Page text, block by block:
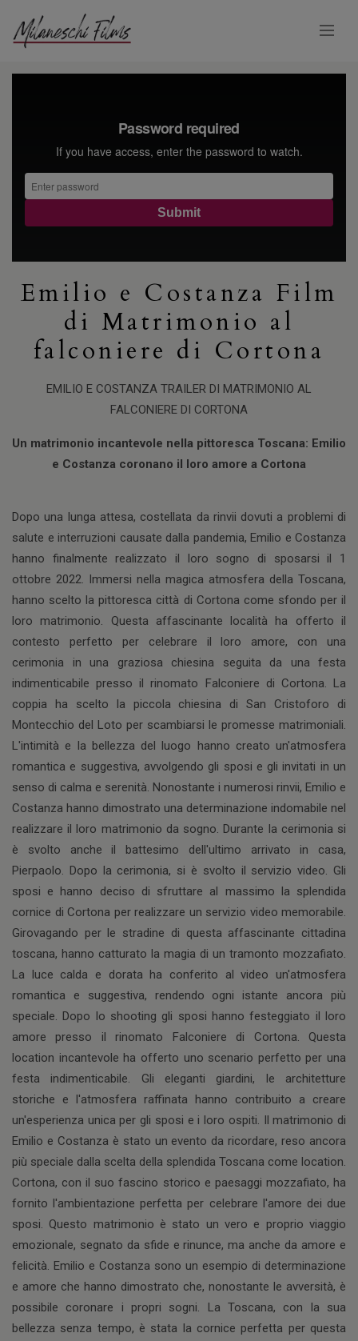
Emilio e Costanza Film
di Matrimonio al
falconiere di Cortona
EMILIO E COSTANZA TRAILER DI MATRIMONIO AL
FALCONIERE DI CORTONA
Un matrimonio incantevole nella pittoresca Toscana: Emilio
e Costanza coronano il loro amore a Cortona
Dopo una lunga attesa, costellata da rinvii dovuti a problemi di
salute e interruzioni causate dalla pandemia, Emilio e Costanza
hanno finalmente realizzato il loro sogno di sposarsi il 1
ottobre 2022. Immersi nella magica atmosfera della Toscana,
hanno scelto la pittoresca città di Cortona come sfondo per il
loro matrimonio. Questa affascinante località ha offerto il
contesto perfetto per celebrare il loro amore, con una
cerimonia in una graziosa chiesina seguita da una festa
indimenticabile presso il rinomato Falconiere di Cortona. La
coppia ha scelto la piccola chiesina di San Cristoforo di
Montecchio del Loto per scambiarsi le promesse matrimoniali.
L'intimità e la bellezza del luogo hanno creato un'atmosfera
romantica e suggestiva, avvolgendo gli sposi e gli invitati in un
senso di calma e serenità. Nonostante i numerosi rinvii, Emilio e
Costanza hanno dimostrato una determinazione indomabile nel
realizzare il loro matrimonio da sogno. Durante la cerimonia si
è svolto anche il battesimo dell'ultimo arrivato in casa,
Pierpaolo. Dopo la cerimonia, si è svolto il servizio video. Gli
sposi e hanno deciso di sfruttare al massimo la splendida
cornice di Cortona per realizzare un servizio video memorabile.
Girovagando per le stradine di questa affascinante cittadina
toscana, hanno catturato la magia di un tramonto mozzafiato.
La luce calda e dorata ha conferito al video un'atmosfera
romantica e suggestiva, rendendo ogni istante ancora più
speciale. Dopo lo shooting gli sposi hanno festeggiato il loro
amore presso il rinomato Falconiere di Cortona. Questa
location incantevole ha offerto uno scenario perfetto per una
festa indimenticabile. Gli eleganti giardini, le architetture
storiche e l'atmosfera raffinata hanno contribuito a creare
un'esperienza unica per gli sposi e i loro ospiti. Il matrimonio di
Emilio e Costanza è stato un evento da ricordare, reso ancora
più speciale dalla scelta della splendida Toscana come location.
Cortona, con il suo fascino storico e paesaggi mozzafiato, ha
fornito l'ambientazione perfetta per celebrare l'amore dei due
sposi. Questo matrimonio è stato un vero e proprio viaggio
emozionale, segnato da sfide e rinunce, ma anche da amore e
felicità. Emilio e Costanza sono un esempio di determinazione
e amore che hanno dimostrato che, nonostante le avversità, è
possibile coronare i propri sogni. La Toscana, con la sua
bellezza senza tempo, è stata la cornice perfetta per questa